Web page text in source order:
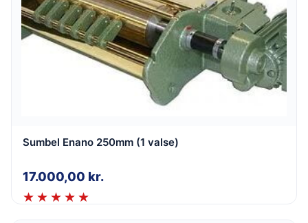
Sumbel Enano 250mm (1 valse)
17.000,00 kr.